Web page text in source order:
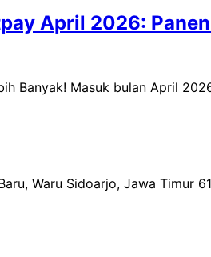
April 2026:
Banyak! Masuk bulan April
Waru Sidoarjo, Jawa Timur